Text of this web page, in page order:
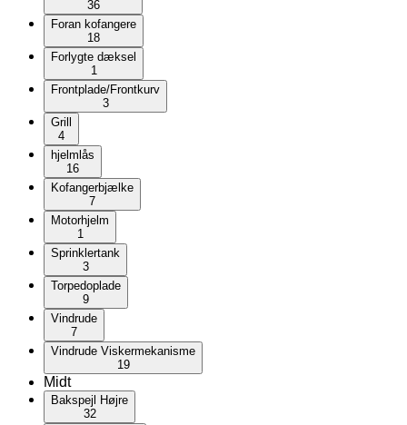
36
Foran kofangere
18
Forlygte dæksel
1
Frontplade/Frontkurv
3
Grill
4
hjelmlås
16
Kofangerbjælke
7
Motorhjelm
1
Sprinklertank
3
Torpedoplade
9
Vindrude
7
Vindrude Viskermekanisme
19
Midt
Bakspejl Højre
32